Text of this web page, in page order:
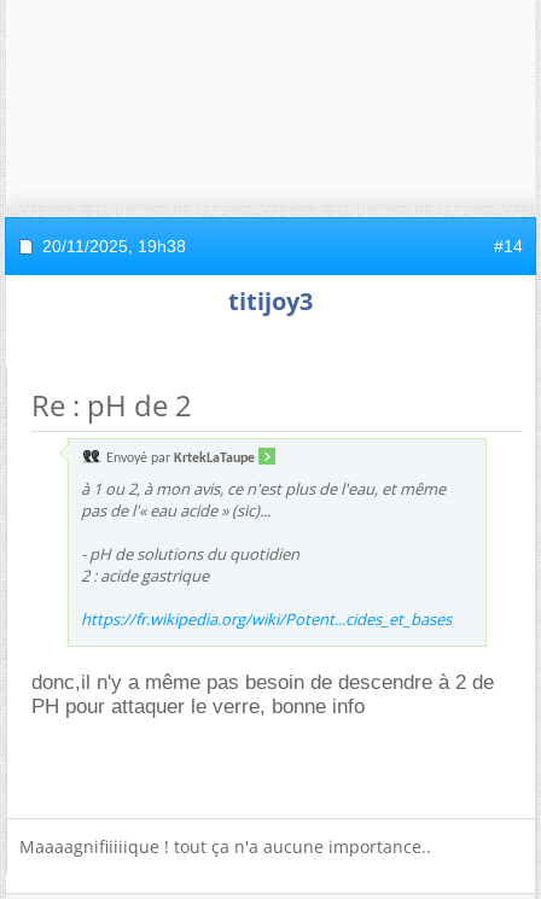
20/11/2025, 19h38 #14
titijoy3
Re : pH de 2
Envoyé par KrtekLaTaupe
à 1 ou 2, à mon avis, ce n'est plus de l'eau, et même
pas de l'« eau acide » (sic)...
- pH de solutions du quotidien
2 : acide gastrique
https://fr.wikipedia.org/wiki/Potent...cides_et_bases
donc,il n'y a même pas besoin de descendre à 2 de
PH pour attaquer le verre, bonne info
Maaaagnifiiiiique ! tout ça n'a aucune importance..